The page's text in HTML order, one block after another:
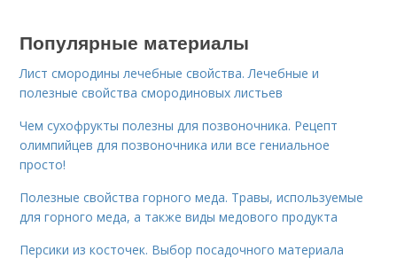
Популярные материалы
Лист смородины лечебные свойства. Лечебные и
полезные свойства смородиновых листьев
Чем сухофрукты полезны для позвоночника. Рецепт
олимпийцев для позвоночника или все гениальное
просто!
Полезные свойства горного меда. Травы, используемые
для горного меда, а также виды медового продукта
Персики из косточек. Выбор посадочного материала